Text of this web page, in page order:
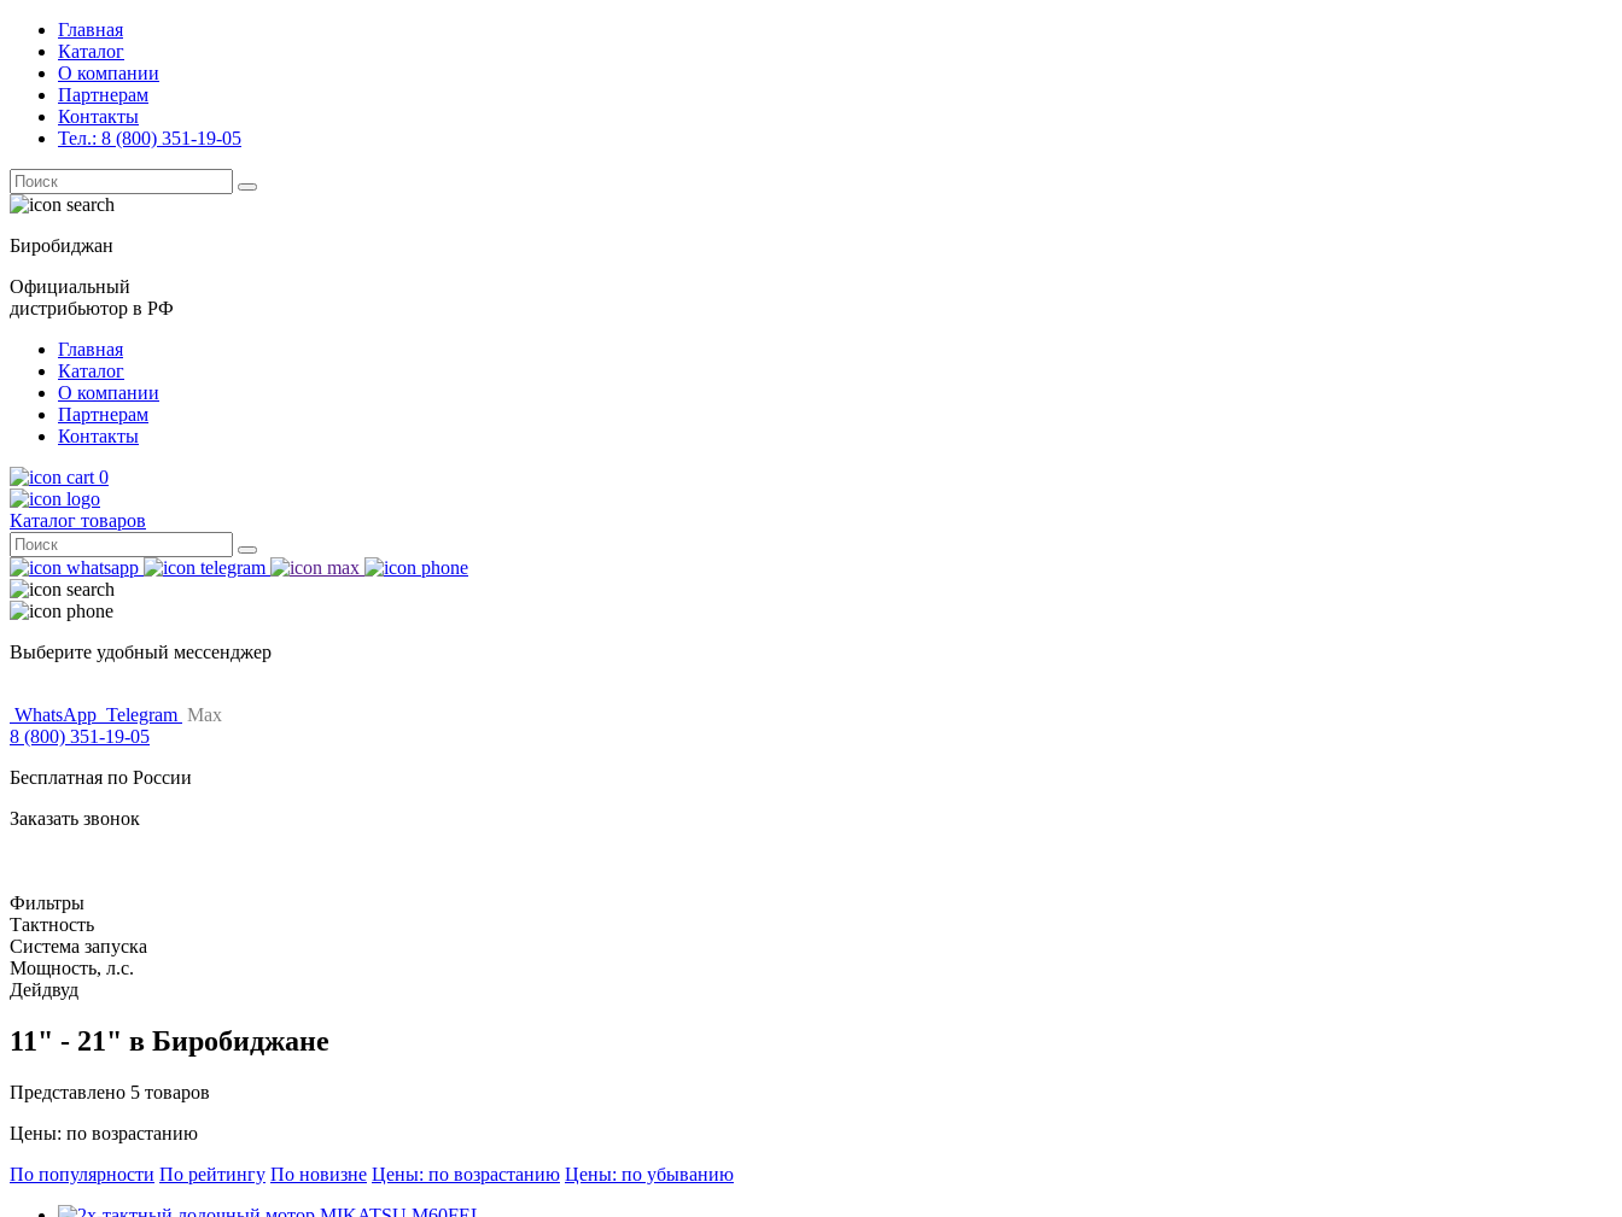
Главная
Каталог
О компании
Партнерам
Контакты
Тел.: 8 (800) 351-19-05
Поиск
for:
Биробиджан
Официальный
дистрибьютор в РФ
Главная
Каталог
О компании
Партнерам
Контакты
0
Каталог товаров
Поиск
for:
Выберите удобный мессенджер
WhatsApp Telegram Max
8 (800) 351-19-05
Бесплатная по России
Заказать звонок
Фильтры
Тактность
Система запуска
Мощность, л.с.
Дейдвуд
11" - 21" в Биробиджане
Представлено 5 товаров
Цены: по возрастанию
По популярности По рейтингу По новизне Цены: по возрастанию Цены: по убыванию